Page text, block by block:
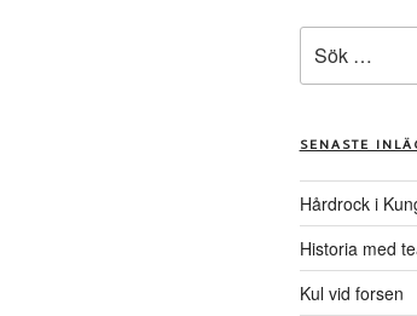
efter:
SENASTE
Hårdrock i
Historia med
Kul vid forsen